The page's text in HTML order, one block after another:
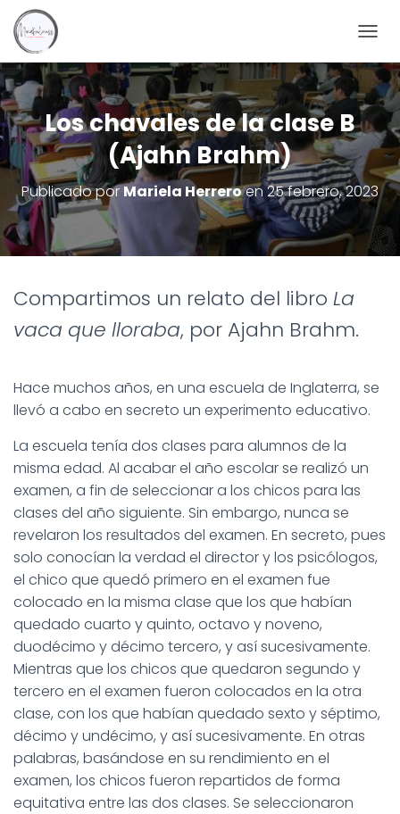
A
M
B
I
A
R
M
O
D
O
D
E
I
N
Los chavales de la clase B
(Ajahn Brahm)
Publicado porMariela Herreroen25 febrero, 2023
Compartimos un relato del libro La
vaca que lloraba, por Ajahn Brahm.
Hace muchos años, en una escuela de Inglaterra, se
llevó a cabo en secreto un experimento educativo.
La escuela tenía dos clases para alumnos de la
misma edad. Al acabar el año escolar se realizó un
examen, a fin de seleccionar a los chicos para las
clases del año siguiente. Sin embargo, nunca se
revelaron los resultados del examen. En secreto, pues
solo conocían la verdad el director y los psicólogos,
el chico que quedó primero en el examen fue
colocado en la misma clase que los que habían
quedado cuarto y quinto, octavo y noveno,
duodécimo y décimo tercero, y así sucesivamente.
Mientras que los chicos que quedaron segundo y
tercero en el examen fueron colocados en la otra
clase, con los que habían quedado sexto y séptimo,
décimo y undécimo, y así sucesivamente. En otras
palabras, basándose en su rendimiento en el
examen, los chicos fueron repartidos de forma
equitativa entre las dos clases. Se seleccionaron